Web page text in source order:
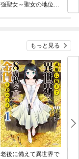
強聖女～聖女の地位と
全
義
士
く
な
もっと見る
老後に備えて異世界で
暗